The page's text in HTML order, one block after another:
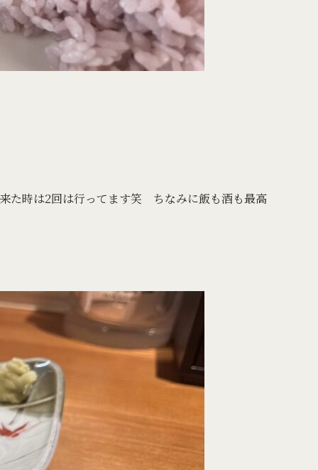
た時は2回は行ってます笑 ちなみに飯も酒も最高